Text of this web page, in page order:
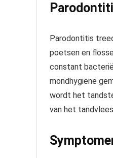
Parodontitis
poetsen en
constant
mondhygiëne
wordt het
van het